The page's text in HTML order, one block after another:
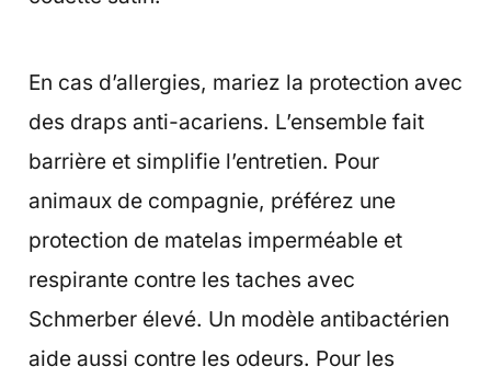
En cas d’allergies, mariez la protection avec
des draps anti-acariens. L’ensemble fait
barrière et simplifie l’entretien. Pour
animaux de compagnie, préférez une
protection de matelas imperméable et
respirante contre les taches avec
Schmerber élevé. Un modèle antibactérien
aide aussi contre les odeurs. Pour les